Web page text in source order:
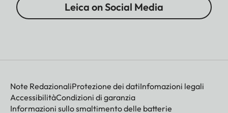
Leica on Social Media
Note RedazionaliProtezione dei datiInfomazioni legali
AccessibilitàCondizioni di garanzia
Informazioni sullo smaltimento delle batterie